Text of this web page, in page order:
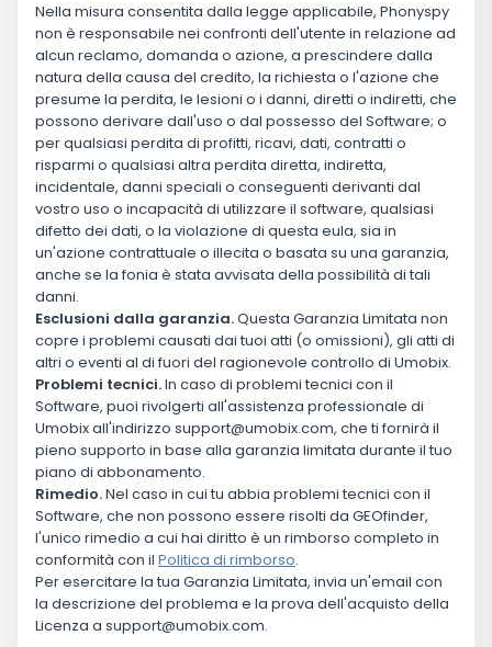
Nella misura consentita dalla legge applicabile, Phonyspy
non è responsabile nei confronti dell'utente in relazione ad
alcun reclamo, domanda o azione, a prescindere dalla
natura della causa del credito, la richiesta o l'azione che
presume la perdita, le lesioni o i danni, diretti o indiretti, che
possono derivare dall'uso o dal possesso del Software; o
per qualsiasi perdita di profitti, ricavi, dati, contratti o
risparmi o qualsiasi altra perdita diretta, indiretta,
incidentale, danni speciali o conseguenti derivanti dal
vostro uso o incapacità di utilizzare il software, qualsiasi
difetto dei dati, o la violazione di questa eula, sia in
un'azione contrattuale o illecita o basata su una garanzia,
anche se la fonia è stata avvisata della possibilità di tali
danni.
Esclusioni dalla garanzia.Questa Garanzia Limitata non
copre i problemi causati dai tuoi atti (o omissioni), gli atti di
altri o eventi al di fuori del ragionevole controllo di Umobix.
Problemi tecnici.In caso di problemi tecnici con il
Software, puoi rivolgerti all'assistenza professionale di
Umobix all'indirizzo support@umobix.com, che ti fornirà il
pieno supporto in base alla garanzia limitata durante il tuo
piano di abbonamento.
Rimedio.Nel caso in cui tu abbia problemi tecnici con il
Software, che non possono essere risolti da GEOfinder,
l'unico rimedio a cui hai diritto è un rimborso completo in
conformità con il Politica di rimborso.
Per esercitare la tua Garanzia Limitata, invia un'email con
la descrizione del problema e la prova dell'acquisto della
Licenza a support@umobix.com.